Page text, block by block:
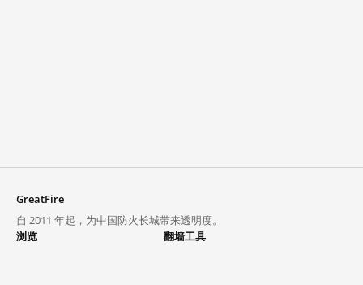
GreatFire
自 2011 年起，为中国防火长城带来透明度。
浏览
翻墙工具